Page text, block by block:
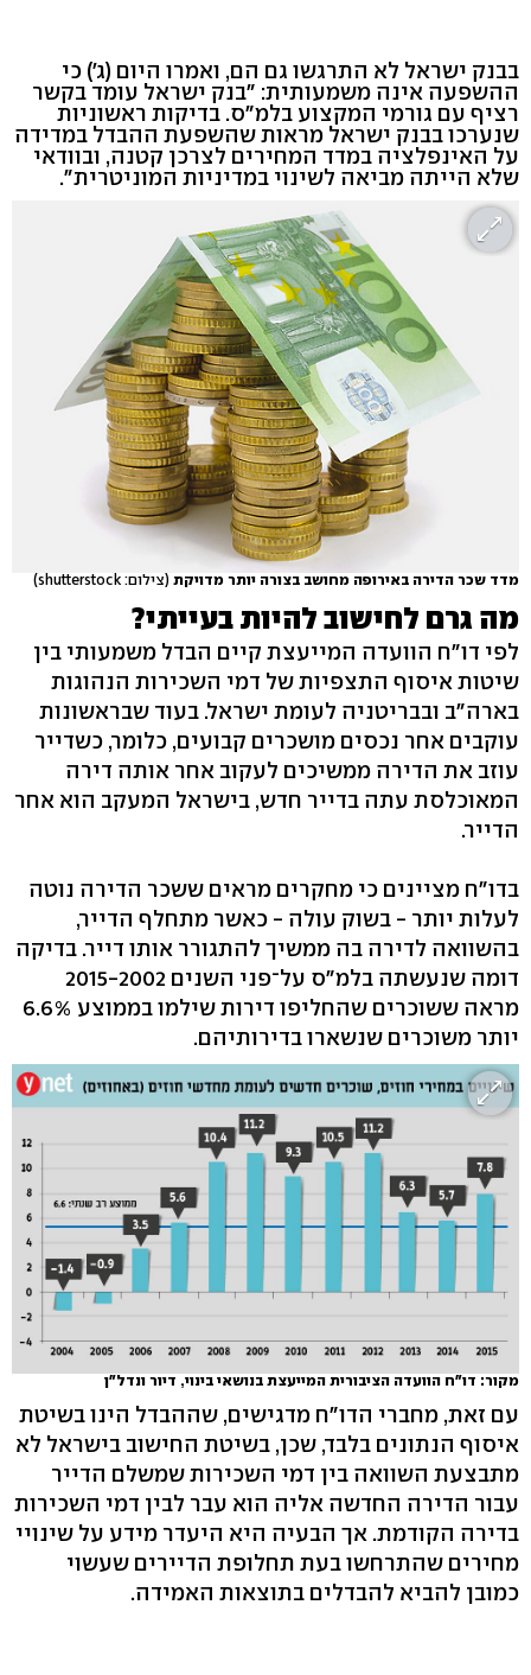
בבנק ישראל לא התרגשו גם הם, ואמרו היום (ג') כי
ההשפעה אינה משמעותית: "בנק ישראל עומד בקשר
רציף עם גורמי המקצוע בלמ"ס. בדיקות ראשוניות
שנערכו בבנק ישראל מראות שהשפעת ההבדל במדידה
על האינפלציה במדד המחירים לצרכן קטנה, ובוודאי
שלא הייתה מביאה לשינוי במדיניות המוניטרית".
מדד שכר הדירה באירופה מחושב בצורה יותר מדויקת (צילום: shutterstock)
מה גרם לחישוב להיות בעייתי?
לפי דו"ח הוועדה המייעצת קיים הבדל משמעותי בין
שיטות איסוף התצפיות של דמי השכירות הנהוגות
בארה"ב ובבריטניה לעומת ישראל. בעוד שבראשונות
עוקבים אחר נכסים מושכרים קבועים, כלומר, כשדייר
עוזב את הדירה ממשיכים לעקוב אחר אותה דירה
המאוכלסת עתה בדייר חדש, בישראל המעקב הוא אחר
הדייר.
בדו"ח מציינים כי מחקרים מראים ששכר הדירה נוטה
לעלות יותר - בשוק עולה - כאשר מתחלף הדייר,
בהשוואה לדירה בה ממשיך להתגורר אותו דייר. בדיקה
דומה שנעשתה בלמ"ס על־פני השנים 2015-2002
מראה ששוכרים שהחליפו דירות שילמו בממוצע 6.6%
יותר משוכרים שנשארו בדירותיהם.
מקור: דו"ח הוועדה הציבורית המייעצת בנושאי בינוי, דיור ונדל"ן
עם זאת, מחברי הדו"ח מדגישים, שההבדל הינו בשיטת
איסוף הנתונים בלבד, שכן, בשיטת החישוב בישראל לא
מתבצעת השוואה בין דמי השכירות שמשלם הדייר
עבור הדירה החדשה אליה הוא עבר לבין דמי השכירות
בדירה הקודמת. אך הבעיה היא היעדר מידע על שינויי
מחירים שהתרחשו בעת תחלופת הדיירים שעשוי
כמובן להביא להבדלים בתוצאות האמידה.